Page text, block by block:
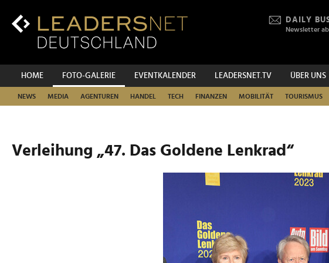
Inhalt
Hauptnavigation
DAILY
Newsletter
HOME FOTO-GALERIE EVENTKALENDER LEADERSNET.TV ÜBER UNS
NEWS MEDIA AGENTUREN HANDEL TECH FINANZEN MOBILITÄT TOURISMUS
Verleihung „47. Das Goldene Lenkrad“